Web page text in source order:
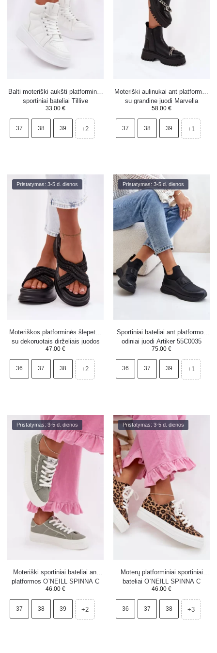
Balti moteriški aukšti platforminiai
sportiniai bateliai Tillive
33.00 €
37 38 39 +2
Moteriški aulinukai ant platformos
su grandine juodi Marvella
58.00 €
37 38 39 +1
Pristatymas: 3-5 d. dienos
Moteriškos platforminės šlepetės
su dekoruotais dirželiais juodos
Eslira
47.00 €
36 37 38 +2
Pristatymas: 3-5 d. dienos
Sportiniai bateliai ant platformos
odiniai juodi Artiker 55C0035
75.00 €
36 37 39 +1
Pristatymas: 3-5 d. dienos
Moteriški sportiniai bateliai ant
platformos O`NEILL SPINNA C
WOMEN LOW 90261009.05Z žali
46.00 €
37 38 39 +2
Pristatymas: 3-5 d. dienos
Moterų platforminiai sportiniai
bateliai O`NEILL SPINNA C
WOMEN LOW 90261009.92A
46.00 €
36 37 38 +3